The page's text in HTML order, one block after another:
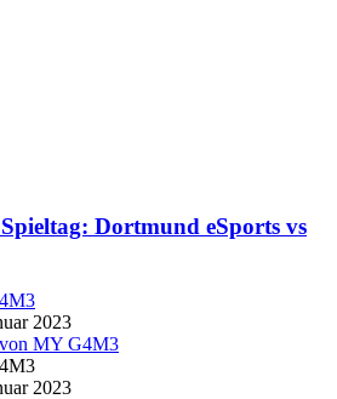
Dortmund eSports vs
2023
MY G4M3
2023